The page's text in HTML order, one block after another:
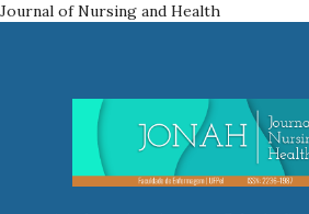
Journal of Nursing and Health